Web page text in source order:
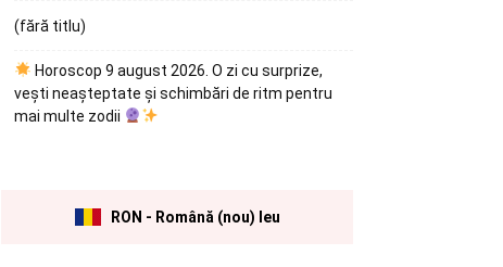
(fără titlu)
Horoscop 9 august 2026. O zi cu surprize,
vești neașteptate și schimbări de ritm pentru
mai multe zodii
RON - Română (nou) leu